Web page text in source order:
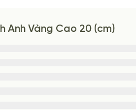
Anh Vàng Cao 20 (cm)